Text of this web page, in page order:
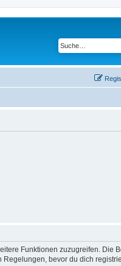
Funktionen zuzugreifen. Die
bevor du dich